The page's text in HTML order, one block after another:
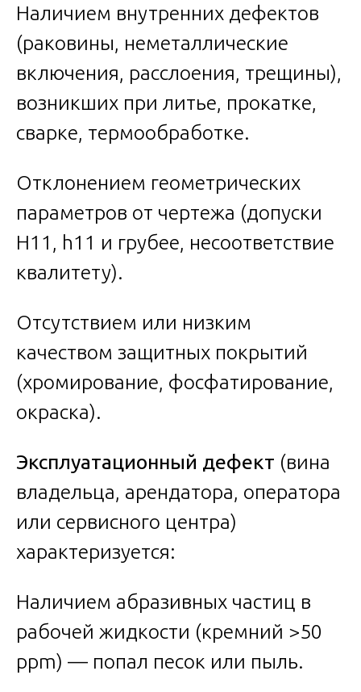
Наличием внутренних дефектов
(раковины, неметаллические
включения, расслоения, трещины),
возникших при литье, прокатке,
сварке, термообработке.
Отклонением геометрических
параметров от чертежа (допуски
H11, h11 и грубее, несоответствие
квалитету).
Отсутствием или низким
качеством защитных покрытий
(хромирование, фосфатирование,
окраска).
Эксплуатационный дефект (вина
владельца, арендатора, оператора
или сервисного центра)
характеризуется:
Наличием абразивных частиц в
рабочей жидкости (кремний >50
ppm) — попал песок или пыль.